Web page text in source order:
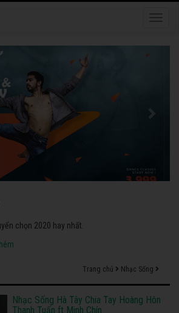
chọn 2020 hay nhất.
Trang chủ Nhạc Sống
Nhạc Sống Hà Tây Chia Tay Hoàng Hôn
Thanh Tuấn ft Minh Chín